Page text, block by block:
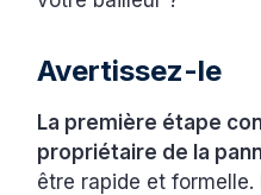
Avertissez-le
La première étape
propriétaire de la
être rapide et formelle.